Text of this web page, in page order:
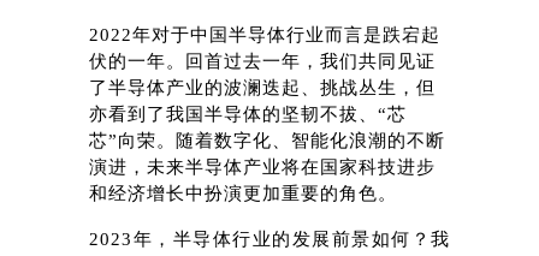
2022年对于中国半导体行业而言是跌宕起
伏的一年。回首过去一年，我们共同见证
了半导体产业的波澜迭起、挑战丛生，但
亦看到了我国半导体的坚韧不拔、“芯
芯”向荣。随着数字化、智能化浪潮的不断
演进，未来半导体产业将在国家科技进步
和经济增长中扮演更加重要的角色。
2023年，半导体行业的发展前景如何？我